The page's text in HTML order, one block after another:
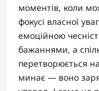
моментів, коли
фокусі власної
емоційною
бажаннями, а
перетворюється
минає — воно